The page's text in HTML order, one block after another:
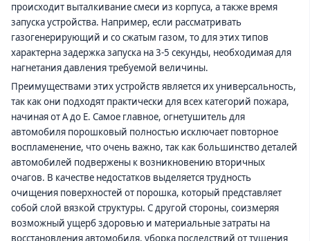
происходит выталкивание смеси из корпуса, а также время
запуска устройства. Например, если рассматривать
газогенерирующий и со сжатым газом, то для этих типов
характерна задержка запуска на 3-5 секунды, необходимая для
нагнетания давления требуемой величины.
Преимуществами этих устройств является их универсальность,
так как они подходят практически для всех категорий пожара,
начиная от А до Е. Самое главное, огнетушитель для
автомобиля порошковый полностью исключает повторное
воспламенение, что очень важно, так как большинство деталей
автомобилей подвержены к возникновению вторичных
очагов. В качестве недостатков выделяется трудность
очищения поверхностей от порошка, который представляет
собой слой вязкой структуры. С другой стороны, соизмеряя
возможный ущерб здоровью и материальные затраты на
восстановления автомобиля, уборка последствий от тушения